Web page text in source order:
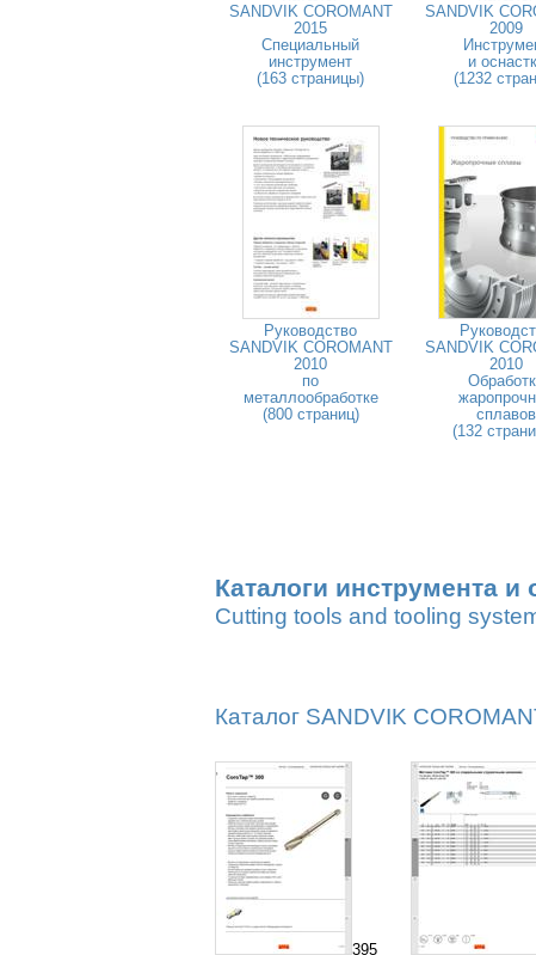
SANDVIK COROMANT
2015
Специальный
инструмент
(163 страницы)
SANDVIK
2009
и
(1232
Руководство
SANDVIK COROMANT
2010
по
металлообработке
(800 страниц)
SANDVIK
2010
сплавов
(132
Каталоги инструмента и
Cutting tools and tooling
Каталог SANDVIK
395